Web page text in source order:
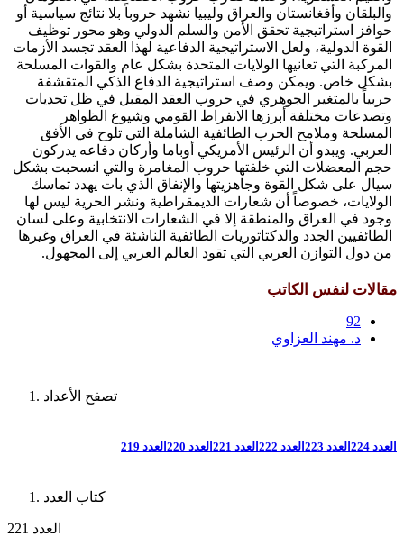
والبلقان وأفغانستان والعراق وليبيا نشهد حروباً بلا نتائج سياسية أو
حوافز استراتيجية تحقق الأمن والسلم الدولي وهو محور توظيف
القوة الدولية، ولعل الاستراتيجية الدفاعية لهذا العقد تجسد الأزمات
المركبة التي تعانيها الولايات المتحدة بشكل عام والقوات المسلحة
بشكل خاص. ويمكن وصف استراتيجية الدفاع الذكي المتقشفة
حربياً بالمتغير الجوهري في حروب العقد المقبل في ظل تحديات
وتصدعات مختلفة أبرزها الانفراط القومي وشيوع الظواهر
المسلحة وملامح الحرب الطائفية الشاملة التي تلوح في الأفق
العربي. ويبدو أن الرئيس الأمريكي أوباما وأركان دفاعه يدركون
حجم المعضلات التي خلفتها حروب المغامرة والتي انسحبت بشكل
سيال على شكل القوة وجاهزيتها والإنفاق الذي بات يهدد تماسك
الولايات، خصوصاً أن شعارات الديمقراطية ونشر الحرية ليس لها
وجود في العراق والمنطقة إلا في الشعارات الانتخابية وعلى لسان
الطائفيين الجدد والدكتاتوريات الطائفية الناشئة في العراق وغيرها
من دول التوازن العربي التي تقود العالم العربي إلى المجهول.
مقالات لنفس الكاتب
92
د. مهند العزاوي
تصفح الأعداد
العدد 224 العدد 223 العدد 222 العدد 221 العدد 220 العدد 219
كتاب العدد
العدد 221